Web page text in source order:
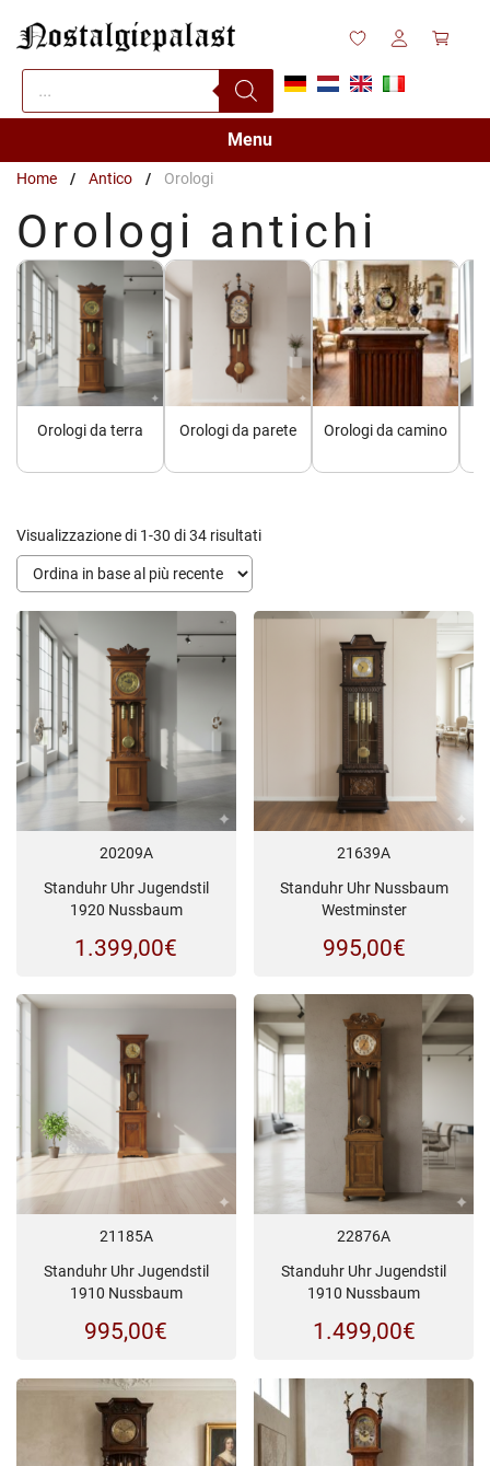
contenuto
Products
search
Menu
Home / Antico / Orologi
Orologi antichi
Orologi da terra Orologi da parete Orologi da camino
Visualizzazione di 1-30 di 34 risultatiOrdina
20209A
Standuhr Uhr Jugendstil
1920 Nussbaum
1.399,00€
21639A
Standuhr Uhr Nussbaum
Westminster
995,00€
21185A
Standuhr Uhr Jugendstil
1910 Nussbaum
995,00€
22876A
Standuhr Uhr Jugendstil
1910 Nussbaum
1.499,00€